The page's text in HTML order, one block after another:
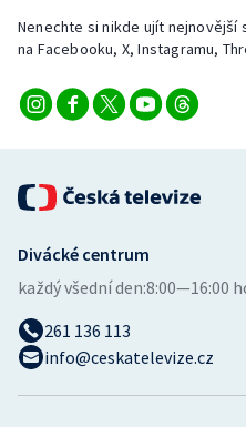
Nenechte si nikde ujít nejnovější
na Facebooku, X, Instagramu,
Divácké centrum
každý všední den:8:00—16:00
261 136 113
info@ceskatelevize.cz